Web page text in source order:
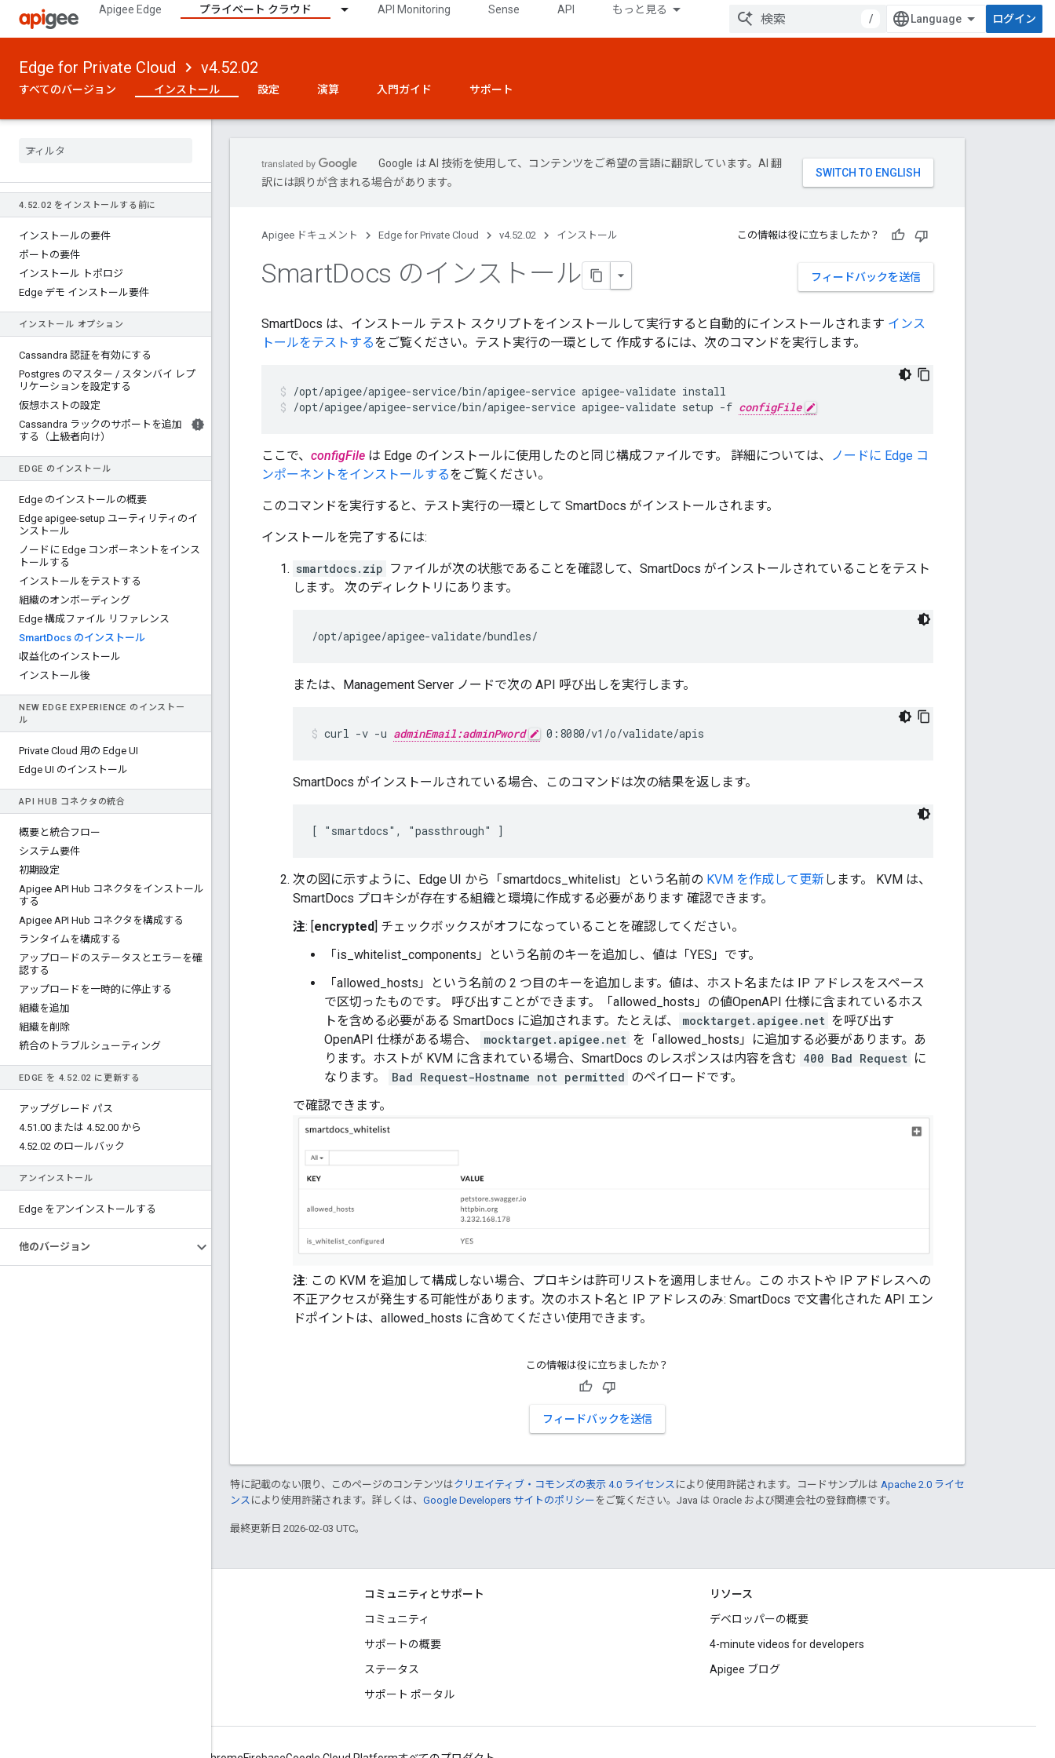
Apigee Edge プライベート クラウド API Monitoring Sense API もっと見る
/ ログイン
Edge for Private Cloud v4.52.02
すべてのバージョン インストール 設定 演算 入門ガイド サポート
4. 52.02 をインストールする前に
インストールの要件
ポートの要件
インストール トポロジ
Edge デモ インストール要件
インストール オプション
Cassandra 認証を有効にする
Postgres のマスター / スタンバイ レプ
リケーションを設定する
仮想ホストの設定
Cassandra ラックのサポートを追加
する（上級者向け）
EDGE のインストール
Edge のインストールの概要
Edge apigee-setup ユーティリティのイ
ンストール
ノードに Edge コンポーネントをインス
トールする
インストールをテストする
組織のオンボーディング
Edge 構成ファイル リファレンス
SmartDocs のインストール
収益化のインストール
インストール後
NEW EDGE EXPERIENCE のインストー
ル
Private Cloud 用の Edge UI
Edge UI のインストール
API HUB コネクタの統合
概要と統合フロー
システム要件
初期設定
Apigee API Hub コネクタをインストール
する
Apigee API Hub コネクタを構成する
ランタイムを構成する
アップロードのステータスとエラーを確
認する
アップロードを一時的に停止する
組織を追加
組織を削除
統合のトラブルシューティング
EDGE を 4. 52.02 に更新する
アップグレード パス
4.51 .00 または 4.52.00 から
4.52.02 のロールバック
アンインストール
Edge をアンインストールする
他のバージョン
Google は AI 技術を使用して、コンテンツをご希望の言語に翻訳しています。AI 翻
訳には誤りが含まれる場合があります。
Apigee ドキュメント Edge for Private Cloud v4.52.02 インストール この情報は役に立ちましたか？
フィードバックを送信
SmartDocs のインストール
SmartDocs は、インストール テスト スクリプトをインストールして実行すると自動的にインストールされます インス
トールをテストするをご覧ください。テスト実行の一環として 作成するには、次のコマンドを実行します。
/opt/apigee/apigee-service/bin/apigee-service apigee-validate setup -f configFile
ここで、 configFile は Edge のインストールに使用したのと同じ構成ファイルです。 詳細については、
ノードに Edge コ
ンポーネントをインストールするをご覧ください。
このコマンドを実行すると、テスト実行の一環として SmartDocs がインストールされます。
インストールを完了するには:
smartdocs.zip ファイルが次の状態であることを確認して、SmartDocs がインストールされていることをテスト
します。 次のディレクトリにあります。
/opt/apigee/apigee-validate/bundles/
または、Management Server ノードで次の API 呼び出しを実行します。
curl -v -u adminEmail:adminPword 0:8080/v1/o/validate/apis
SmartDocs がインストールされている場合、このコマンドは次の結果を返します。
[ "smartdocs", "passthrough" ]
次の図に示すように、Edge UI から「smartdocs_whitelist」という名前の KVM を作成して更新 します。 KVM は、
SmartDocs プロキシが存在する組織と環境に作成する必要があります 確認できます。
注: [encrypted] チェックボックスがオフになっていることを確認してください。
「is_whitelist_components」という名前のキーを追加し、値は「YES」です。
「allowed_hosts」という名前の 2 つ目のキーを追加します。値は、ホスト名または IP アドレスをスペース
で区切ったものです。 呼び出すことができます。「allowed_hosts」の値OpenAPI 仕様に含まれているホス
トを含める必要がある SmartDocs に追加されます。たとえば、
mocktarget.apigee.net を呼び出す
OpenAPI 仕様がある場合、
mocktarget.apigee.net を「allowed_hosts」に追加する必要があります。あ
ります。ホストが KVM に含まれている場合、SmartDocs のレスポンスは内容を含む 400 Bad Request に
なります。
Bad Request-Hostname not permitted のペイロードです。
で確認できます。
注: この KVM を追加して構成しない場合、プロキシは許可リストを適用しません。この ホストや IP アドレスへの
不正アクセスが発生する可能性があります。次のホスト名と IP アドレスのみ: SmartDocs で文書化された API エン
ドポイントは、allowed_hosts に含めてください使用できます。
この情報は役に立ちましたか？
フィードバックを送信
特に記載のない限り、このページのコンテンツはクリエイティブ・コモンズの表示 4.0 ライセンス により使用許諾されます。コードサンプルは Apache 2.0 ライセ
ンス により使用許諾されます。詳しくは、 Google Developers サイトのポリシー をご覧ください。Java は Oracle および関連会社の登録商標です。
最終更新日 2026-02-03 UTC。
コミュニティとサポート
コミュニティ
サポートの概要
ステータス
サポート ポータル
リソース
デベロッパーの概要
4-minute videos for developers
Apigee ブログ